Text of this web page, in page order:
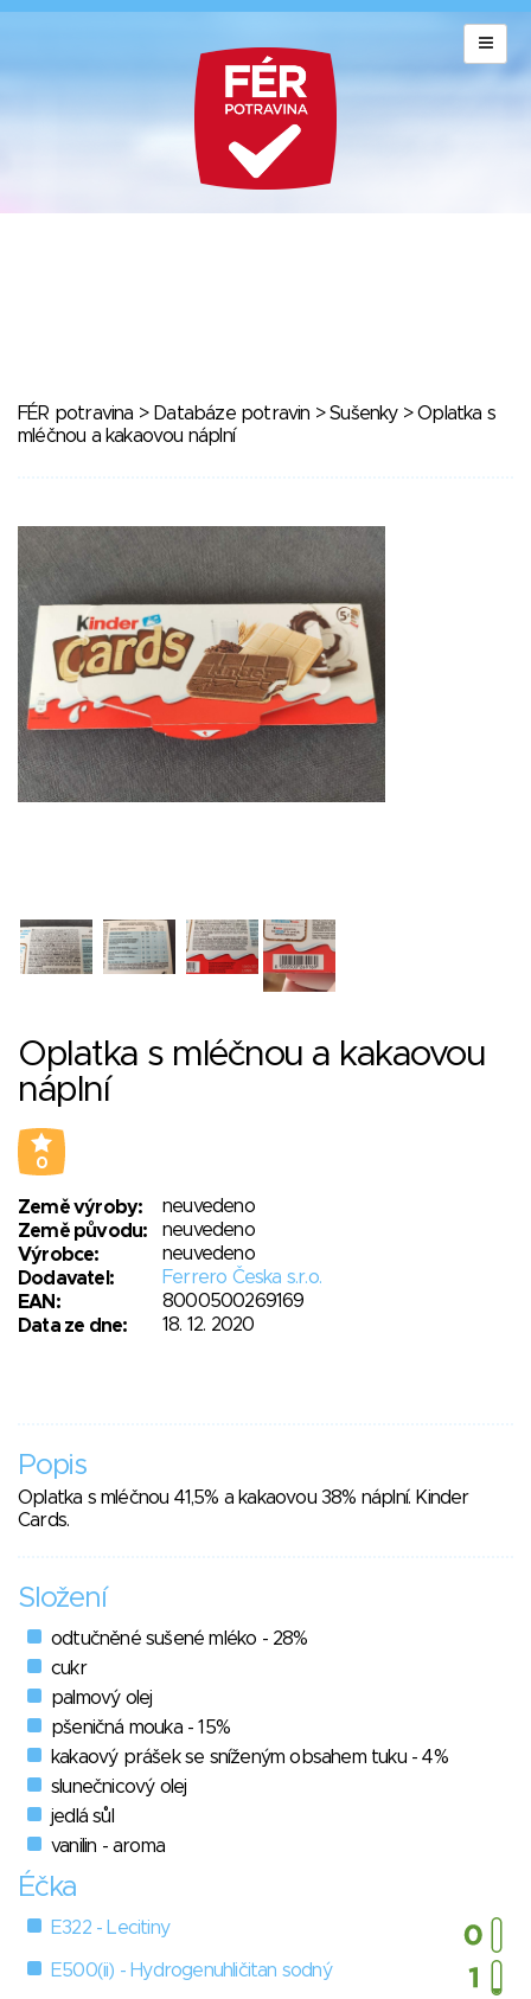
FÉR potravina > Databáze potravin >Sušenky> Oplatka s
mléčnou a kakaovou náplní
Oplatka s mléčnou a kakaovou
náplní
0
Země výroby:
neuvedeno
Země původu:
neuvedeno
Výrobce:
neuvedeno
Dodavatel:
Ferrero Česka s.r.o.
EAN:
8000500269169
Data ze dne:
18. 12. 2020
Popis
Oplatka s mléčnou 41,5% a kakaovou 38% náplní. Kinder
Cards.
Složení
odtučněné sušené mléko - 28%
cukr
palmový olej
pšeničná mouka - 15%
kakaový prášek se sníženým obsahem tuku - 4%
slunečnicový olej
jedlá sůl
vanilin - aroma
Éčka
E322 - Lecitiny
E500(ii) - Hydrogenuhličitan sodný